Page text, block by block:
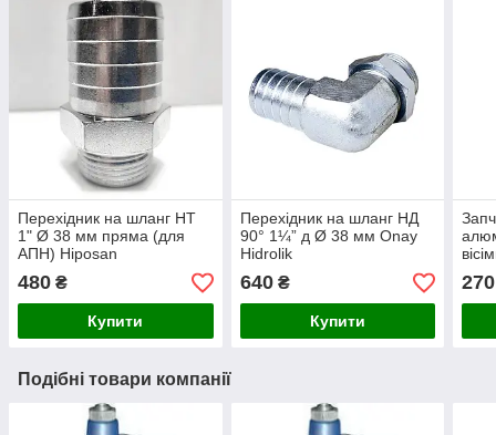
Перехідник на шланг НТ
1" Ø 38 мм пряма (для
АПН) Hiposan
480 ₴
Купити
Перехідник на шланг НД
90° 1¼” д Ø 38 мм Onay
Hidrolik
640₴
Купити
270
Подібні товари компанії